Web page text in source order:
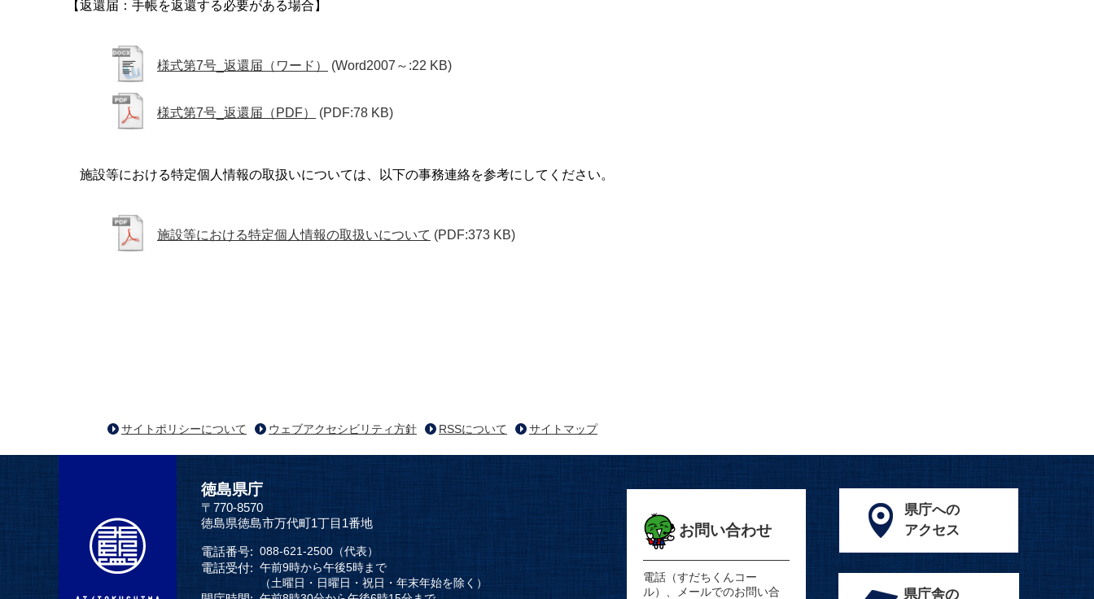
【返還届：手帳を返還する必要がある場合】
様式第7号_返還届（ワード） (Word2007～:22 KB)
様式第7号_返還届（PDF） (PDF:78 KB)
施設等における特定個人情報の取扱いについては、以下の事務連絡を参考にしてください。
施設等における特定個人情報の取扱いについて (PDF:373 KB)
サイトポリシーについて ウェブアクセシビリティ方針 RSSについて サイトマップ
徳島県庁
〒770-8570
徳島県徳島市万代町1丁目1番地
電話番号: 088-621-2500（代表）
電話受付: 午前9時から午後5時まで
（土曜日・日曜日・祝日・年末年始を除く）
お問い合わせ
電話（すだちくんコー
ル）、メールでのお問い合
県庁への
アクセス
県庁舎の